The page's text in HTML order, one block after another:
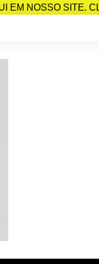
EM NOSSO SITE.